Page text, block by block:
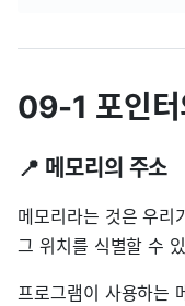
09-1 포인터
📍 메모리의 주소
메모리라는 것은 우리
그 위치를 식별할 수
프로그램이 사용하는